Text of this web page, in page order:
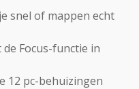
snel of mappen echt
Focus-functie in
12 pc-behuizingen